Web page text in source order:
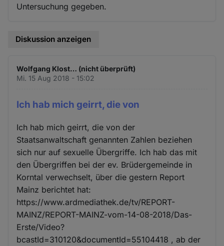
Untersuchung gegeben.
Diskussion anzeigen
Wolfgang Klost… (nicht überprüft)
Mi. 15 Aug 2018 - 15:02
Ich hab mich geirrt, die von
Ich hab mich geirrt, die von der
Staatsanwaltschaft genannten Zahlen beziehen
sich nur auf sexuelle Übergriffe. Ich hab das mit
den Übergriffen bei der ev. Brüdergemeinde in
Korntal verwechselt, über die gestern Report
Mainz berichtet hat:
https://www.ardmediathek.de/tv/REPORT-
MAINZ/REPORT-MAINZ-vom-14-08-2018/Das-
Erste/Video?
bcastId=310120&documentId=55104418 , ab der